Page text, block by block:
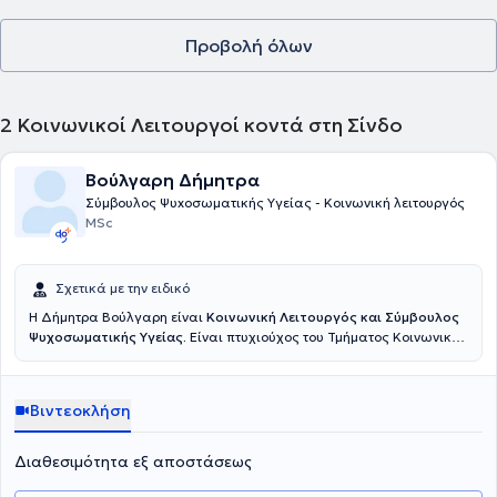
Προβολή όλων
2 Κοινωνικοί Λειτουργοί κοντά στη Σίνδο
Βούλγαρη Δήμητρα
Σύμβουλος Ψυxoσωματικής Υγείας - Κοινωνική λειτουργός
MSc
Σχετικά με την ειδικό
Η Δήμητρα Βούλγαρη είναι Κοινωνική Λειτουργός και Σύμβουλος
Ψυχοσωματικής Υγείας. Είναι πτυχιούχος του Τμήματος Κοινωνικής
Διεύθυνση Κοινωνικής Πολιτικής του Δήμου Ηρακλείου Αττικής.
ερευνών που αφορούν εισαγγελικές παρεμβάσεις για θέματα
κακοποίησης ή παραμέλησης ανηλίκων και ενηλίκων, παραπομπές
σε μονάδες ψυχοκοινωνικής αποκατάστασης, παροχή βοήθειας σε
Βιντεοκλήση
Διαθεσιμότητα εξ αποστάσεως